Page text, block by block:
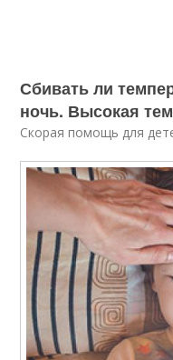
Сбивать ли
ночь. Высокая
Скорая помощь для